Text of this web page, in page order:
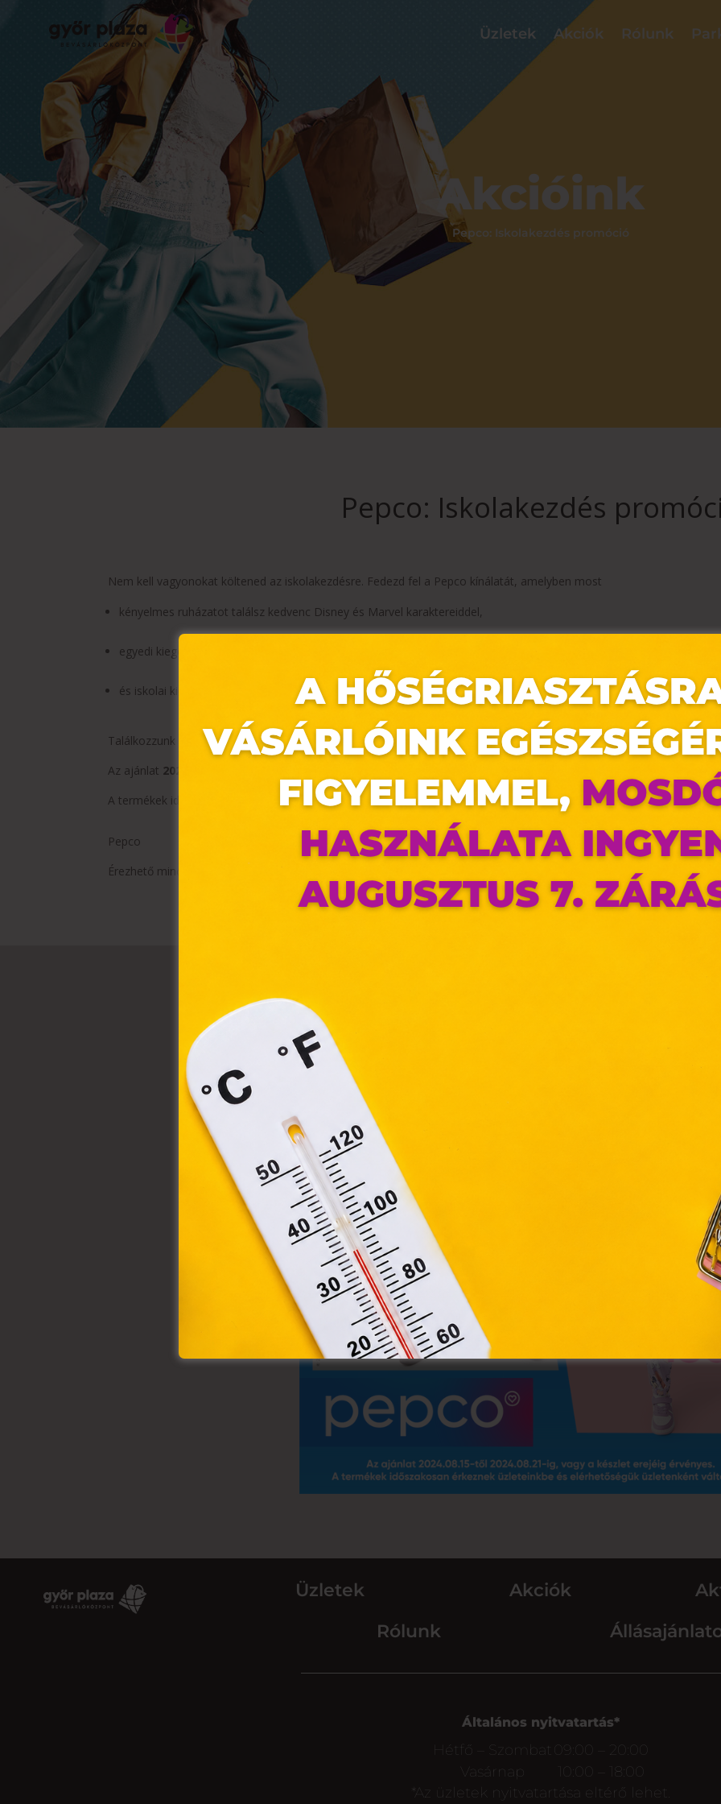
Üzletek Akciók Rólunk
Akcióink
Pepco: Iskolakezdés promóció
Pepco: Iskolakezdés
Nem kell vagyonokat költened az iskolakezdésre. Fedezd fel a Pepco kínálatát, amelyben most
kényelmes ruházatot találsz kedvenc Disney és Marvel karaktereiddel,
egyedi kiegészítőket vásárolhatsz Disney és Marvel stílusban,
és iskolai kiegészítők széles kínálatából válogathatsz.
Találkozzunk a Pepco-ban! Addig is: meríts további ötleteket legújabb újságunkból!https://pepco.hu/ujsagaink/
Az ajánlat 2024.08.15-től 2024.08.21-ig
A termékek időszakosan érkeznek üzleteinkbe és elérhetőségük üzletenként változhat.
Pepco
Érezhető minőség, szerethető áron.
Üzletek Akciók
Rólunk
Általános nyitvatartás*
Hétfő – Szombat
09:00 – 20:00
Vasárnap
10:00 – 18:00
*Az üzletek nyitvatartása eltérő lehet.
Ez az oldal sütiket használ
Weboldalunkon „cookie"-kat (továbbiakban „süti") alkalmazunk. Ezek
fájlok, melyek információt tárolnak webes böngészőjében. Ehhez
weblapoknak, melyek az Európai Unió országain belül működnek, a
használatához, és ezeknek a felhasználó számítógépén vagy
eszközén történő tárolásához a felhasználók hozzájárulását kell